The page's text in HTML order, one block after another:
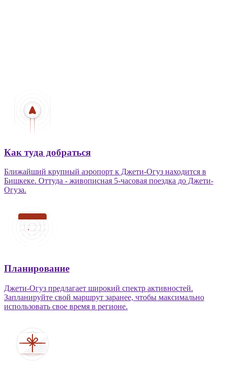
Как туда добраться
Ближайший крупный аэропорт к Джети-Огуз находится в
Бишкеке. Оттуда - живописная 5-часовая поездка до Джети-
Огуза.
Планирование
Джети-Огуз предлагает широкий спектр активностей.
Запланируйте свой маршрут заранее, чтобы максимально
использовать свое время в регионе.